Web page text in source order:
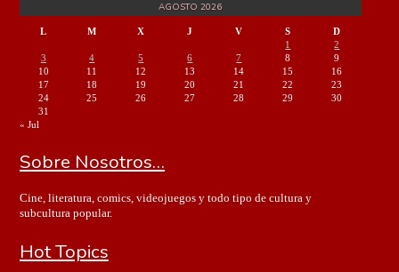
AGOSTO 2026
L M X J V S
D
1
2
3
4 5 6 7 8
9
10
11 12 13 14 15
16
17
18 19 20 21 22
23
24
25 26 27 28 29
30
31
« Jul
Sobre Nosotros…
Cine, literatura, comics, videojuegos y todo tipo de cultura y
subcultura popular.
Hot Topics